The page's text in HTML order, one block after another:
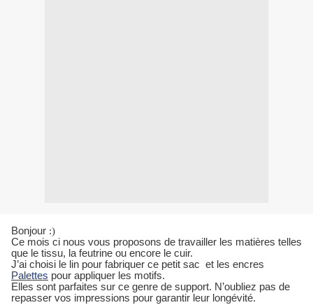
Bonjour :)
Ce mois ci nous vous proposons de travailler les matières telles
que le tissu, la feutrine ou encore le cuir.
J’ai choisi le lin pour fabriquer ce petit sac et les encres
Palettes pour appliquer les motifs.
Elles sont parfaites sur ce genre de support. N’oubliez pas de
repasser vos impressions pour garantir leur longévité.